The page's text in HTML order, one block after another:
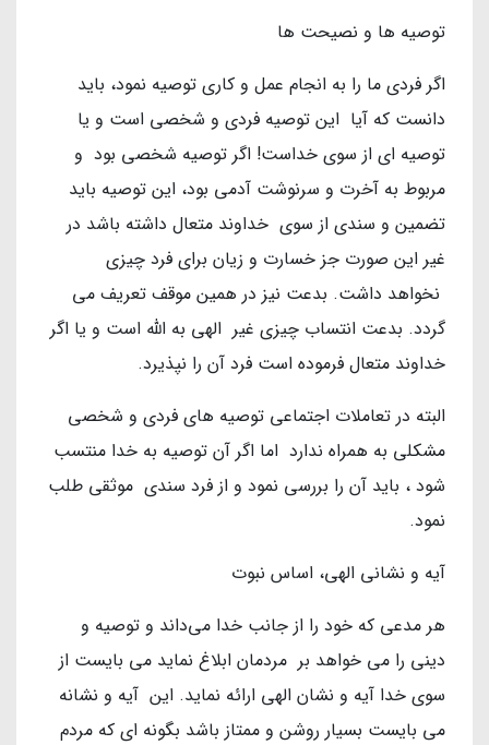
توصیه ها و نصیحت ها
اگر فردی ما را به انجام عمل و کاری توصیه نمود، باید
دانست که آیا این توصیه فردی و شخصی است و یا
توصیه ای از سوی خداست! اگر توصیه شخصی بود و
مربوط به آخرت و سرنوشت آدمی بود، این توصیه باید
تضمین و سندی از سوی خداوند متعال داشته باشد در
غیر این صورت جز خسارت و زیان برای فرد چیزی
نخواهد داشت. بدعت نیز در همین موقف تعریف می
گردد. بدعت انتساب چیزی غیر الهی به الله است و یا اگر
خداوند متعال فرموده است فرد آن را نپذیرد.
البته در تعاملات اجتماعی توصیه های فردی و شخصی
مشکلی به همراه ندارد اما اگر آن توصیه به خدا منتسب
شود ، باید آن را بررسی نمود و از فرد سندی موثقی طلب
نمود.
آیه و نشانی الهی، اساس نبوت
هر مدعی که خود را از جانب خدا می‌داند و توصیه و
دینی را می خواهد بر مردمان ابلاغ نماید می بایست از
سوی خدا آیه و نشان الهی ارائه نماید. این آیه و نشانه
می بایست بسیار روشن و ممتاز باشد بگونه ای که مردم